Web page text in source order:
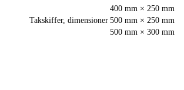
Takskiffer, dimensioner
400 mm × 250 mm
500 mm × 250 mm
500 mm × 300 mm